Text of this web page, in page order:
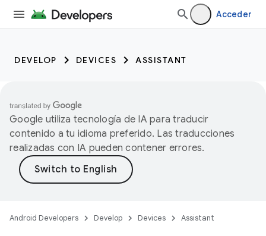
Acceder
DEVELOP DEVICES ASSISTANT
Google utiliza tecnología de IA para traducir
contenido a tu idioma preferido. Las traducciones
realizadas con IA pueden contener errores.
Android Developers Develop Devices Assistant